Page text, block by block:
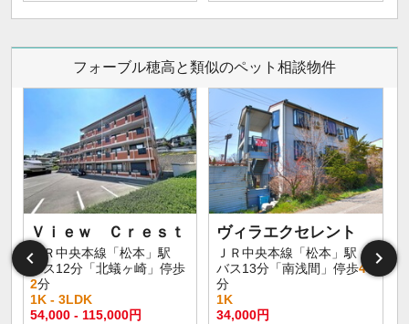
フォーブル穂高と類似のペット相談物件
Ｖｉｅｗ Ｃｒｅｓｔ
ＪＲ中央本線「松本」駅
バス12分「北蟻ヶ崎」停歩
2分
1K - 3LDK
54,000 - 115,000円
ヴィラエクセレント
ＪＲ中央本線「松本」駅
バス13分「南浅間」停歩4
分
1K
34,000円